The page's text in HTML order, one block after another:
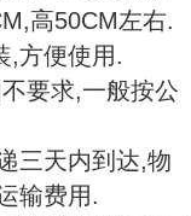
高50CM左右.
,方便使用.
要求,一般按公
三天内到达,物
输费用.